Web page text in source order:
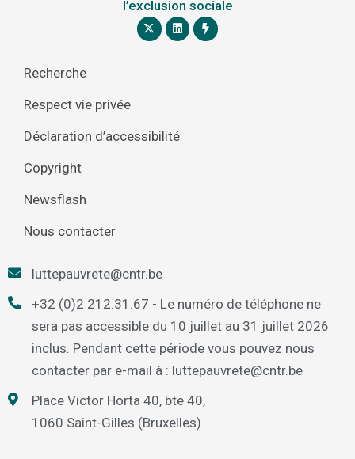
l’exclusion sociale
Recherche
Respect vie privée
Déclaration d’accessibilité
Copyright
Newsflash
Nous contacter
luttepauvrete@cntr.be
+32 (0)2 212.31.67 - Le numéro de téléphone ne
sera pas accessible du 10 juillet au 31 juillet 2026
inclus. Pendant cette période vous pouvez nous
contacter par e-mail à : luttepauvrete@cntr.be
Place Victor Horta 40, bte 40,
1060 Saint-Gilles (Bruxelles)